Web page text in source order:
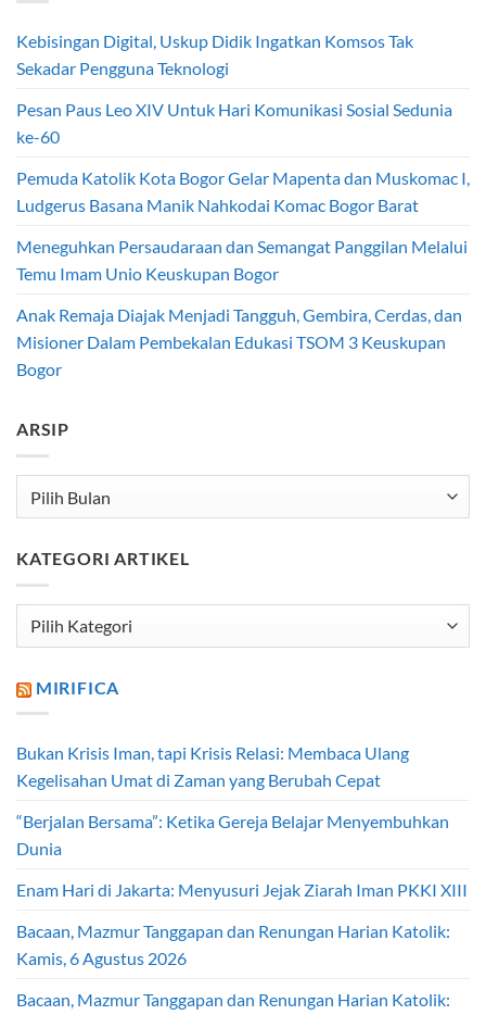
Kebisingan Digital, Uskup Didik Ingatkan Komsos Tak
Sekadar Pengguna Teknologi
Pesan Paus Leo XIV Untuk Hari Komunikasi Sosial Sedunia
ke-60
Pemuda Katolik Kota Bogor Gelar Mapenta dan Muskomac I,
Ludgerus Basana Manik Nahkodai Komac Bogor Barat
Meneguhkan Persaudaraan dan Semangat Panggilan Melalui
Temu Imam Unio Keuskupan Bogor
Anak Remaja Diajak Menjadi Tangguh, Gembira, Cerdas, dan
Misioner Dalam Pembekalan Edukasi TSOM 3 Keuskupan
Bogor
ARSIP
KATEGORI ARTIKEL
Kategori
MIRIFICA
Bukan Krisis Iman, tapi Krisis Relasi: Membaca Ulang
Kegelisahan Umat di Zaman yang Berubah Cepat
“Berjalan Bersama”: Ketika Gereja Belajar Menyembuhkan
Dunia
Enam Hari di Jakarta: Menyusuri Jejak Ziarah Iman PKKI XIII
Bacaan, Mazmur Tanggapan dan Renungan Harian Katolik:
Kamis, 6 Agustus 2026
Bacaan, Mazmur Tanggapan dan Renungan Harian Katolik: